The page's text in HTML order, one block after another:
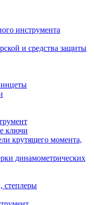
инструмента
и средства защиты
ключи
крутящего момента,
динамометрических
степлеры